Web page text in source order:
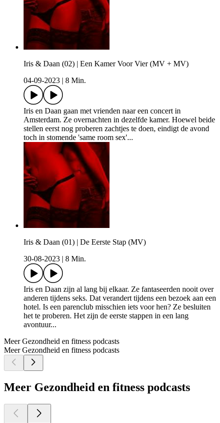
Iris & Daan (02) | Een Kamer Voor Vier (MV + MV)
04-09-2023
8 Min.
Iris en Daan gaan met vrienden naar een concert in
Amsterdam. Ze overnachten in dezelfde kamer. Hoewel beide
stellen eerst nog proberen zachtjes te doen, eindigt de avond
toch in stomende 'same room sex'...
Iris & Daan (01) | De Eerste Stap (MV)
30-08-2023
8 Min.
Iris en Daan zijn al lang bij elkaar. Ze fantaseerden nooit over
anderen tijdens seks. Dat verandert tijdens een bezoek aan een
hotel. Is een parenclub misschien iets voor hen? Ze besluiten
het te proberen. Het zijn de eerste stappen in een lang
avontuur...
Meer Gezondheid en fitness podcasts
Meer Gezondheid en fitness podcasts
Meer Gezondheid en fitness podcasts